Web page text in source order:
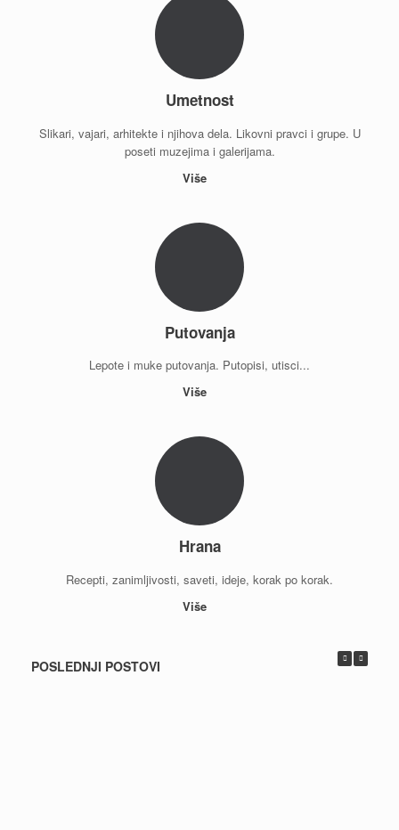
Umetnost
Slikari, vajari, arhitekte i njihova dela. Likovni pravci i grupe. U
poseti muzejima i galerijama.
Više
Putovanja
Lepote i muke putovanja. Putopisi, utisci...
Više
Hrana
Recepti, zanimljivosti, saveti, ideje, korak po korak.
Više
POSLEDNJI POSTOVI